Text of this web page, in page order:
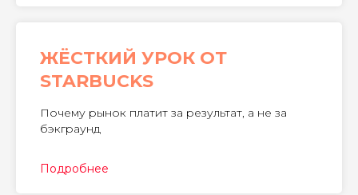
ЖËСТКИЙ УРОК ОТ
STARBUCKS
Почему рынок платит за результат, а не за
бэкграунд
Подробнее